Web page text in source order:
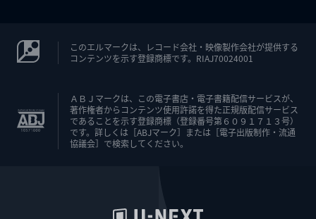
このエルマークは、レコード会社・映像製作会社が提供する
コンテンツを示す登録商標です。RIAJ70024001
ＡＢＪマークは、この電子書店・電子書籍配信サービスが、
著作権者からコンテンツ使用許諾を得た正規版配信サービス
であることを示す登録商標（登録番号第６０９１７１３号）
です。詳しくは［ABJマーク］または［電子出版制作・流通
協議会］で検索してください。